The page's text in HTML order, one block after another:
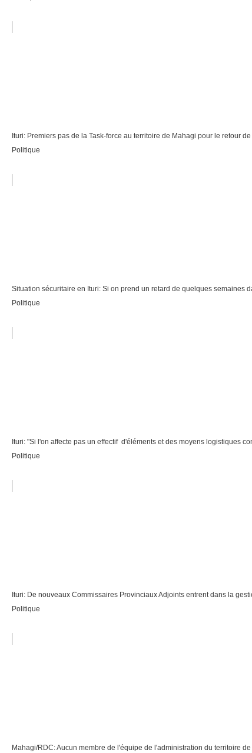
Ituri: Premiers pas de la Task-force au territoire de Mahagi pour le retour
Politique
Situation sécuritaire en Ituri: Si on prend un retard de quelques semaines
Politique
Ituri: "Si l'on affecte pas un effectif d'éléments et des moyens logistiques
Politique
Ituri: De nouveaux Commissaires Provinciaux Adjoints entrent dans la
Politique
Mahagi/RDC: Aucun membre de l'équipe de l'administration du territoire de